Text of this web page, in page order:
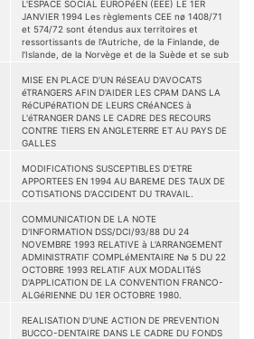
L'ESPACE SOCIAL EUROPéEN (EEE) LE 1ER
JANVIER 1994 Les règlements CEE nø 1408/71
et 574/72 sont étendus aux territoires et
ressortissants de l'Autriche, de la Finlande, de
l'Islande, de la Norvège et de la Suède et se sub
MISE EN PLACE D'UN RéSEAU D'AVOCATS
éTRANGERS AFIN D'AIDER LES CPAM DANS LA
RéCUPéRATION DE LEURS CRéANCES à
L'éTRANGER DANS LE CADRE DES RECOURS
CONTRE TIERS EN ANGLETERRE ET AU PAYS DE
GALLES
MODIFICATIONS SUSCEPTIBLES D'ETRE
APPORTEES EN 1994 AU BAREME DES TAUX DE
COTISATIONS D'ACCIDENT DU TRAVAIL.
COMMUNICATION DE LA NOTE
D'INFORMATION DSS/DCI/93/88 DU 24
NOVEMBRE 1993 RELATIVE à L'ARRANGEMENT
ADMINISTRATIF COMPLéMENTAIRE Nø 5 DU 22
OCTOBRE 1993 RELATIF AUX MODALITéS
D'APPLICATION DE LA CONVENTION FRANCO-
ALGéRIENNE DU 1ER OCTOBRE 1980.
REALISATION D'UNE ACTION DE PREVENTION
BUCCO-DENTAIRE DANS LE CADRE DU FONDS